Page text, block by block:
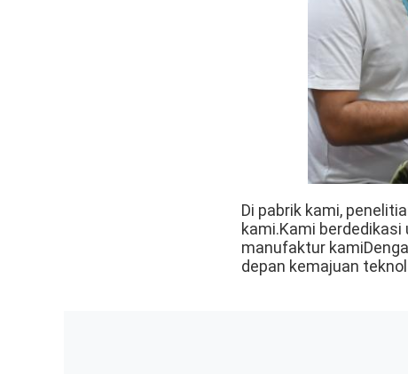
Di pabrik kami,
kami.Kami
manufaktur
depan kemajuan